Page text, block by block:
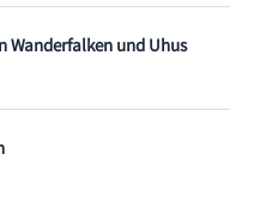
und Uhus